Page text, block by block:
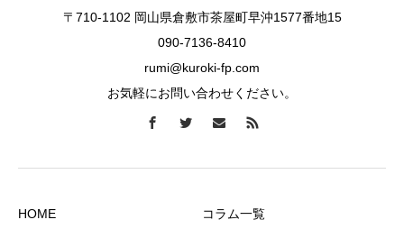
〒710-1102 岡山県倉敷市茶屋町早沖1577番地15
090-7136-8410
rumi@kuroki-fp.com
お気軽にお問い合わせください。
HOME コラム一覧